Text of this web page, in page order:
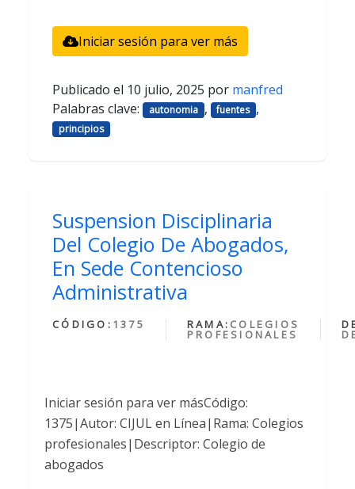
Iniciar sesión para ver más
Publicado el 10 julio, 2025 por manfred
Palabras clave:
autonomia , fuentes ,
principios
Suspension Disciplinaria
Del Colegio De Abogados,
En Sede Contencioso
Administrativa
CÓDIGO: 1375 RAMA: COLEGIOS
PROFESIONALES
Iniciar sesión para ver másCódigo:
1375|Autor: CIJUL en Línea|Rama: Colegios
profesionales|Descriptor: Colegio de
abogados